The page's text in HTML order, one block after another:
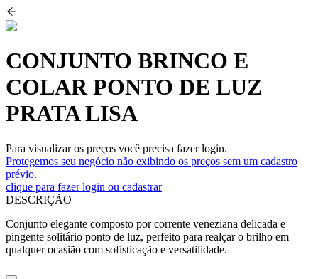
CONJUNTO BRINCO E
COLAR PONTO DE LUZ
PRATA LISA
Para visualizar os preços você precisa fazer login.
Protegemos seu negócio não exibindo os preços sem um cadastro
prévio.
clique para fazer login ou cadastrar
DESCRIÇÃO
Conjunto elegante composto por corrente veneziana delicada e
pingente solitário ponto de luz, perfeito para realçar o brilho em
qualquer ocasião com sofisticação e versatilidade.